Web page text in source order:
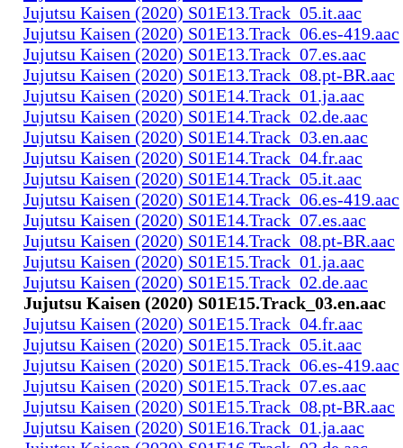
Jujutsu Kaisen (2020) S01E13.Track_05.it.aac
Jujutsu Kaisen (2020) S01E13.Track_06.es-419.aac
Jujutsu Kaisen (2020) S01E13.Track_07.es.aac
Jujutsu Kaisen (2020) S01E13.Track_08.pt-BR.aac
Jujutsu Kaisen (2020) S01E14.Track_01.ja.aac
Jujutsu Kaisen (2020) S01E14.Track_02.de.aac
Jujutsu Kaisen (2020) S01E14.Track_03.en.aac
Jujutsu Kaisen (2020) S01E14.Track_04.fr.aac
Jujutsu Kaisen (2020) S01E14.Track_05.it.aac
Jujutsu Kaisen (2020) S01E14.Track_06.es-419.aac
Jujutsu Kaisen (2020) S01E14.Track_07.es.aac
Jujutsu Kaisen (2020) S01E14.Track_08.pt-BR.aac
Jujutsu Kaisen (2020) S01E15.Track_01.ja.aac
Jujutsu Kaisen (2020) S01E15.Track_02.de.aac
Jujutsu Kaisen (2020) S01E15.Track_03.en.aac
Jujutsu Kaisen (2020) S01E15.Track_04.fr.aac
Jujutsu Kaisen (2020) S01E15.Track_05.it.aac
Jujutsu Kaisen (2020) S01E15.Track_06.es-419.aac
Jujutsu Kaisen (2020) S01E15.Track_07.es.aac
Jujutsu Kaisen (2020) S01E15.Track_08.pt-BR.aac
Jujutsu Kaisen (2020) S01E16.Track_01.ja.aac